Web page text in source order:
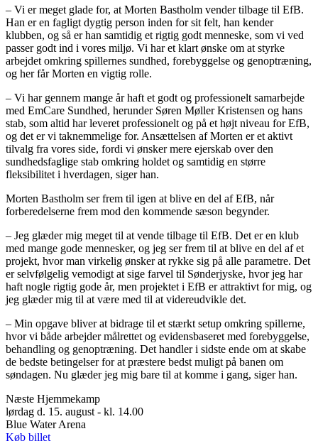
– Vi er meget glade for, at Morten Bastholm vender tilbage til EfB.
Han er en fagligt dygtig person inden for sit felt, han kender
klubben, og så er han samtidig et rigtig godt menneske, som vi ved
passer godt ind i vores miljø. Vi har et klart ønske om at styrke
arbejdet omkring spillernes sundhed, forebyggelse og genoptræning,
og her får Morten en vigtig rolle.
– Vi har gennem mange år haft et godt og professionelt samarbejde
med EmCare Sundhed, herunder Søren Møller Kristensen og hans
stab, som altid har leveret professionelt og på et højt niveau for EfB,
og det er vi taknemmelige for. Ansættelsen af Morten er et aktivt
tilvalg fra vores side, fordi vi ønsker mere ejerskab over den
sundhedsfaglige stab omkring holdet og samtidig en større
fleksibilitet i hverdagen, siger han.
Morten Bastholm ser frem til igen at blive en del af EfB, når
forberedelserne frem mod den kommende sæson begynder.
– Jeg glæder mig meget til at vende tilbage til EfB. Det er en klub
med mange gode mennesker, og jeg ser frem til at blive en del af et
projekt, hvor man virkelig ønsker at rykke sig på alle parametre. Det
er selvfølgelig vemodigt at sige farvel til Sønderjyske, hvor jeg har
haft nogle rigtig gode år, men projektet i EfB er attraktivt for mig, og
jeg glæder mig til at være med til at videreudvikle det.
– Min opgave bliver at bidrage til et stærkt setup omkring spillerne,
hvor vi både arbejder målrettet og evidensbaseret med forebyggelse,
behandling og genoptræning. Det handler i sidste ende om at skabe
de bedste betingelser for at præstere bedst muligt på banen om
søndagen. Nu glæder jeg mig bare til at komme i gang, siger han.
Næste Hjemmekamp
lørdag d. 15. august - kl. 14.00
Blue Water Arena
Køb billet